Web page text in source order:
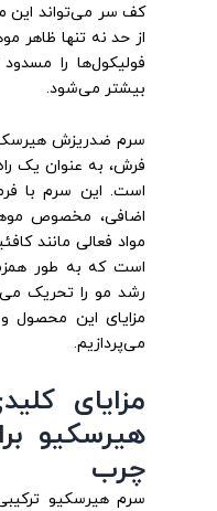
کف سر می‌تواند این
از حد نه تنها ظاهر
فولیکول‌ها را
بیشتر می‌شود.
سرم ضدریزش
فرش، به عنوان یک
است. این سرم با
اضافی، مخصوص
مواد فعالی مانند
است که به طور
رشد مو را تحریک
مزایای این محصول
می‌پردازیم.
مزایای
هیرسکیو
چرب
سرم هیرسکیو